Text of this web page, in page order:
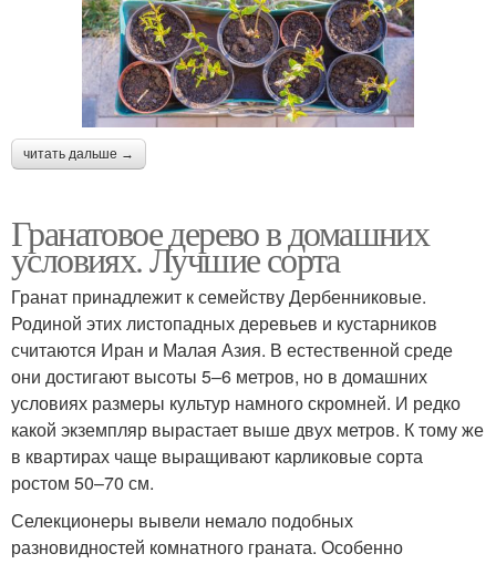
читать дальше →
Гранатовое дерево в домашних
условиях. Лучшие сорта
Гранат принадлежит к семейству Дербенниковые.
Родиной этих листопадных деревьев и кустарников
считаются Иран и Малая Азия. В естественной среде
они достигают высоты 5–6 метров, но в домашних
условиях размеры культур намного скромней. И редко
какой экземпляр вырастает выше двух метров. К тому же
в квартирах чаще выращивают карликовые сорта
ростом 50–70 см.
Селекционеры вывели немало подобных
разновидностей комнатного граната. Особенно